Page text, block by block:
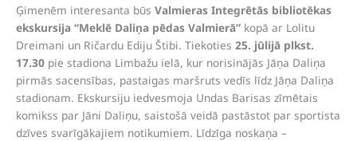
Ģimenēm interesanta būs Valmieras Integrētās bibliotēkas
ekskursija “Meklē Daliņa pēdas Valmierā” kopā ar Lolitu
Dreimani un Ričardu Ediju Štibi. Tiekoties 25. jūlijā plkst.
17.30 pie stadiona Limbažu ielā, kur norisinājās Jāņa Daliņa
pirmās sacensības, pastaigas maršruts vedīs līdz Jāņa Daliņa
stadionam. Ekskursiju iedvesmoja Undas Barisas zīmētais
komikss par Jāni Daliņu, saistošā veidā pastāstot par sportista
dzīves svarīgākajiem notikumiem. Līdzīga noskaņa –